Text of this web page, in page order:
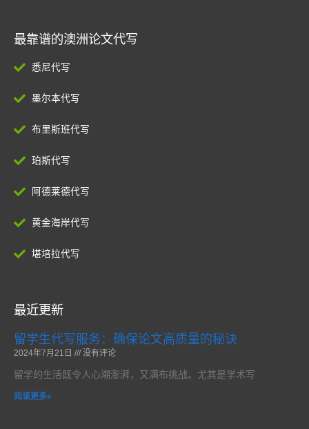
最靠谱的澳洲论文代写
悉尼代写
墨尔本代写
布里斯班代写
珀斯代写
阿德莱德代写
黄金海岸代写
堪培拉代写
最近更新
留学生代写服务：确保论文高质量的秘诀
2024年7月21日 没有评论
留学的生活既令人心潮澎湃，又满布挑战。尤其是学术写
阅读更多»